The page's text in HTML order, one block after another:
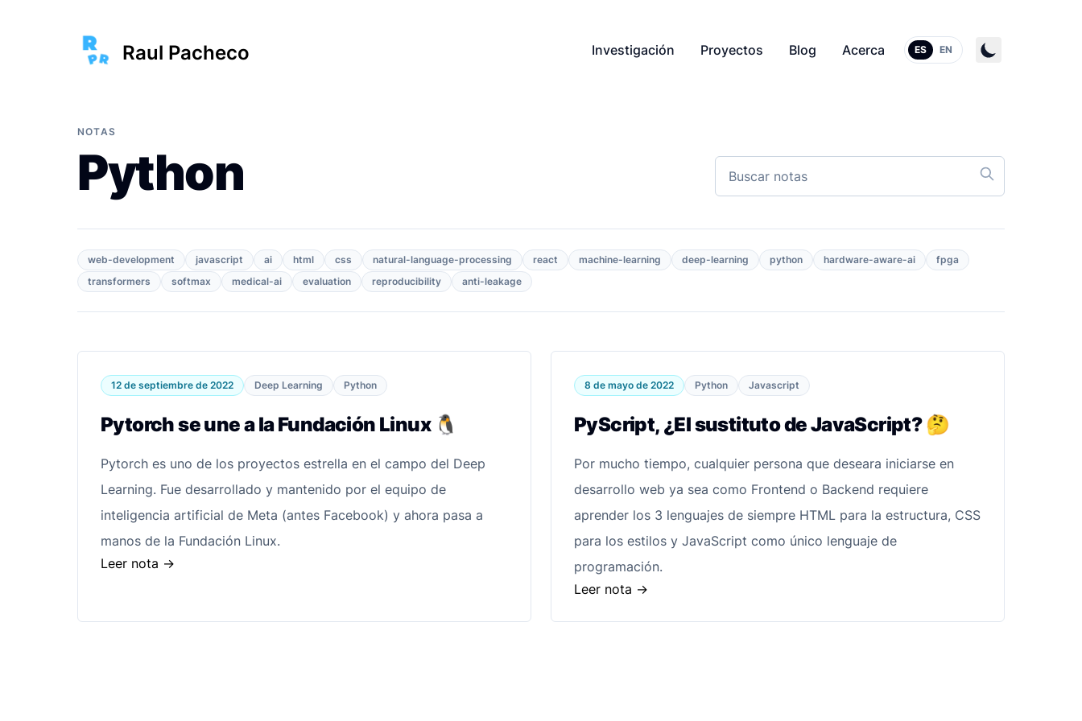
Raul Pacheco Investigación Proyectos Blog Acerca ES EN
NOTAS
Python
web-development javascript ai html css natural-language-processing react machine-learning deep-learning python hardware-aware-ai
fpga
transformers
softmax medical-ai evaluation reproducibility anti-leakage
12 de septiembre de 2022 Deep Learning Python
Pytorch se une a la Fundación Linux 🐧
Pytorch es uno de los proyectos estrella en el campo del Deep
Learning. Fue desarrollado y mantenido por el equipo de
inteligencia artificial de Meta (antes Facebook) y ahora pasa a
manos de la Fundación Linux.
Leer nota ->
8 de mayo de 2022 Python Javascript
PyScript, ¿El sustituto de JavaScript? 🤔
Por mucho tiempo, cualquier persona que deseara iniciarse en
desarrollo web ya sea como Frontend o Backend requiere
aprender los 3 lenguajes de siempre HTML para la estructura, CSS
para los estilos y JavaScript como único lenguaje de
programación.
Leer nota ->